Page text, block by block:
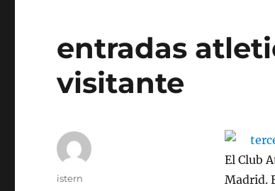
entradas
visitante
El Club
Madrid.
Autor
istern